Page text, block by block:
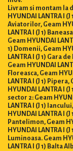
Livram si montam la
HYUNDAI LANTRA I (J
Aviatorilor, Geam
LANTRA I (J 1)
Geam HYUNDAI
1) Domenii, Geam
LANTRA I (J 1) Gara
Geam HYUNDAI
Floreasca, Geam
LANTRA I (J 1)
HYUNDAI LANTRA I
sector 2: Geam
LANTRA I (J 1)
HYUNDAI LANTRA I
Pantelimon, Geam
HYUNDAI LANTRA I (J
Luminoasa. Geam
LANTRA I (J 1) Balta